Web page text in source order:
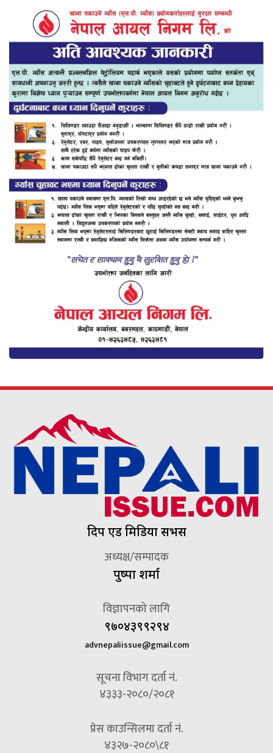
दिप एड मिडिया सर्भिस
अध्यक्ष/सम्पादक
पुष्पा शर्मा
विज्ञापनको लागि
९७०४३९९२९४
advnepaliissue@gmail.com
सूचना विभाग दर्ता नं.
४३३३-२०८०/२०८१
प्रेस काउन्सिलमा दर्ता नं.
४३२७-२०८०\८१